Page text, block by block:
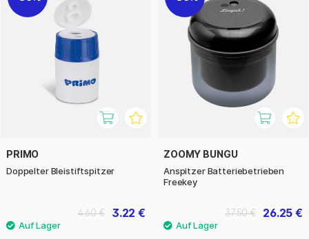
PRIMO
Doppelter Bleistiftspitzer
3.22 €
4.60 €
ZOOMY BUNGU
Anspitzer Batteriebetrieben
Freekey
26.25 €
37.50 €